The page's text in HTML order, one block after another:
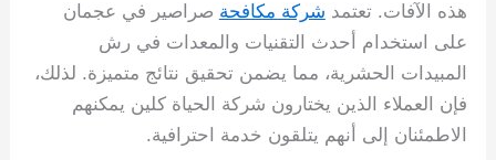
هذه الآفات. تعتمد شركة مكافحة صراصير في عجمان
على استخدام أحدث التقنيات والمعدات في رش
المبيدات الحشرية، مما يضمن تحقيق نتائج متميزة. لذلك،
فإن العملاء الذين يختارون شركة الحياة كلين يمكنهم
الاطمئنان إلى أنهم يتلقون خدمة احترافية.